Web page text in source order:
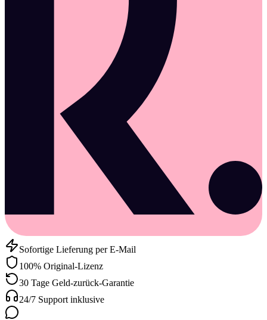
Sofortige Lieferung per E-Mail
100% Original-Lizenz
30 Tage Geld-zurück-Garantie
24/7 Support inklusive